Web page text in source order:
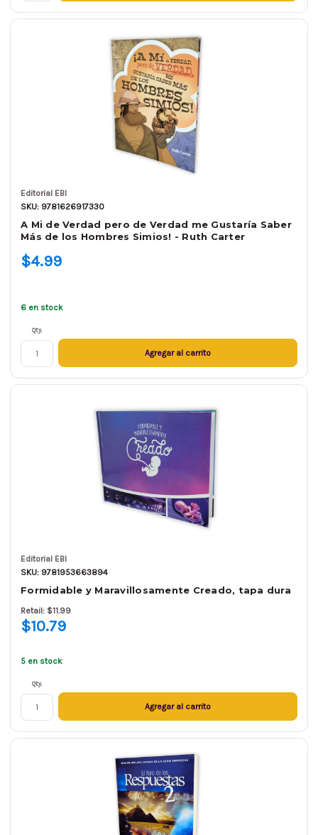
Editorial EBI
SKU: 9781626917330
A Mi de Verdad pero de Verdad me Gustaría Saber
Más de los Hombres Simios! - Ruth Carter
$4.99
6 en stock
Qty.
Agregar al carrito
Editorial EBI
SKU: 9781953663894
Formidable y Maravillosamente Creado, tapa dura
Retail: $11.99
$10.79
5 en stock
Qty.
Agregar al carrito